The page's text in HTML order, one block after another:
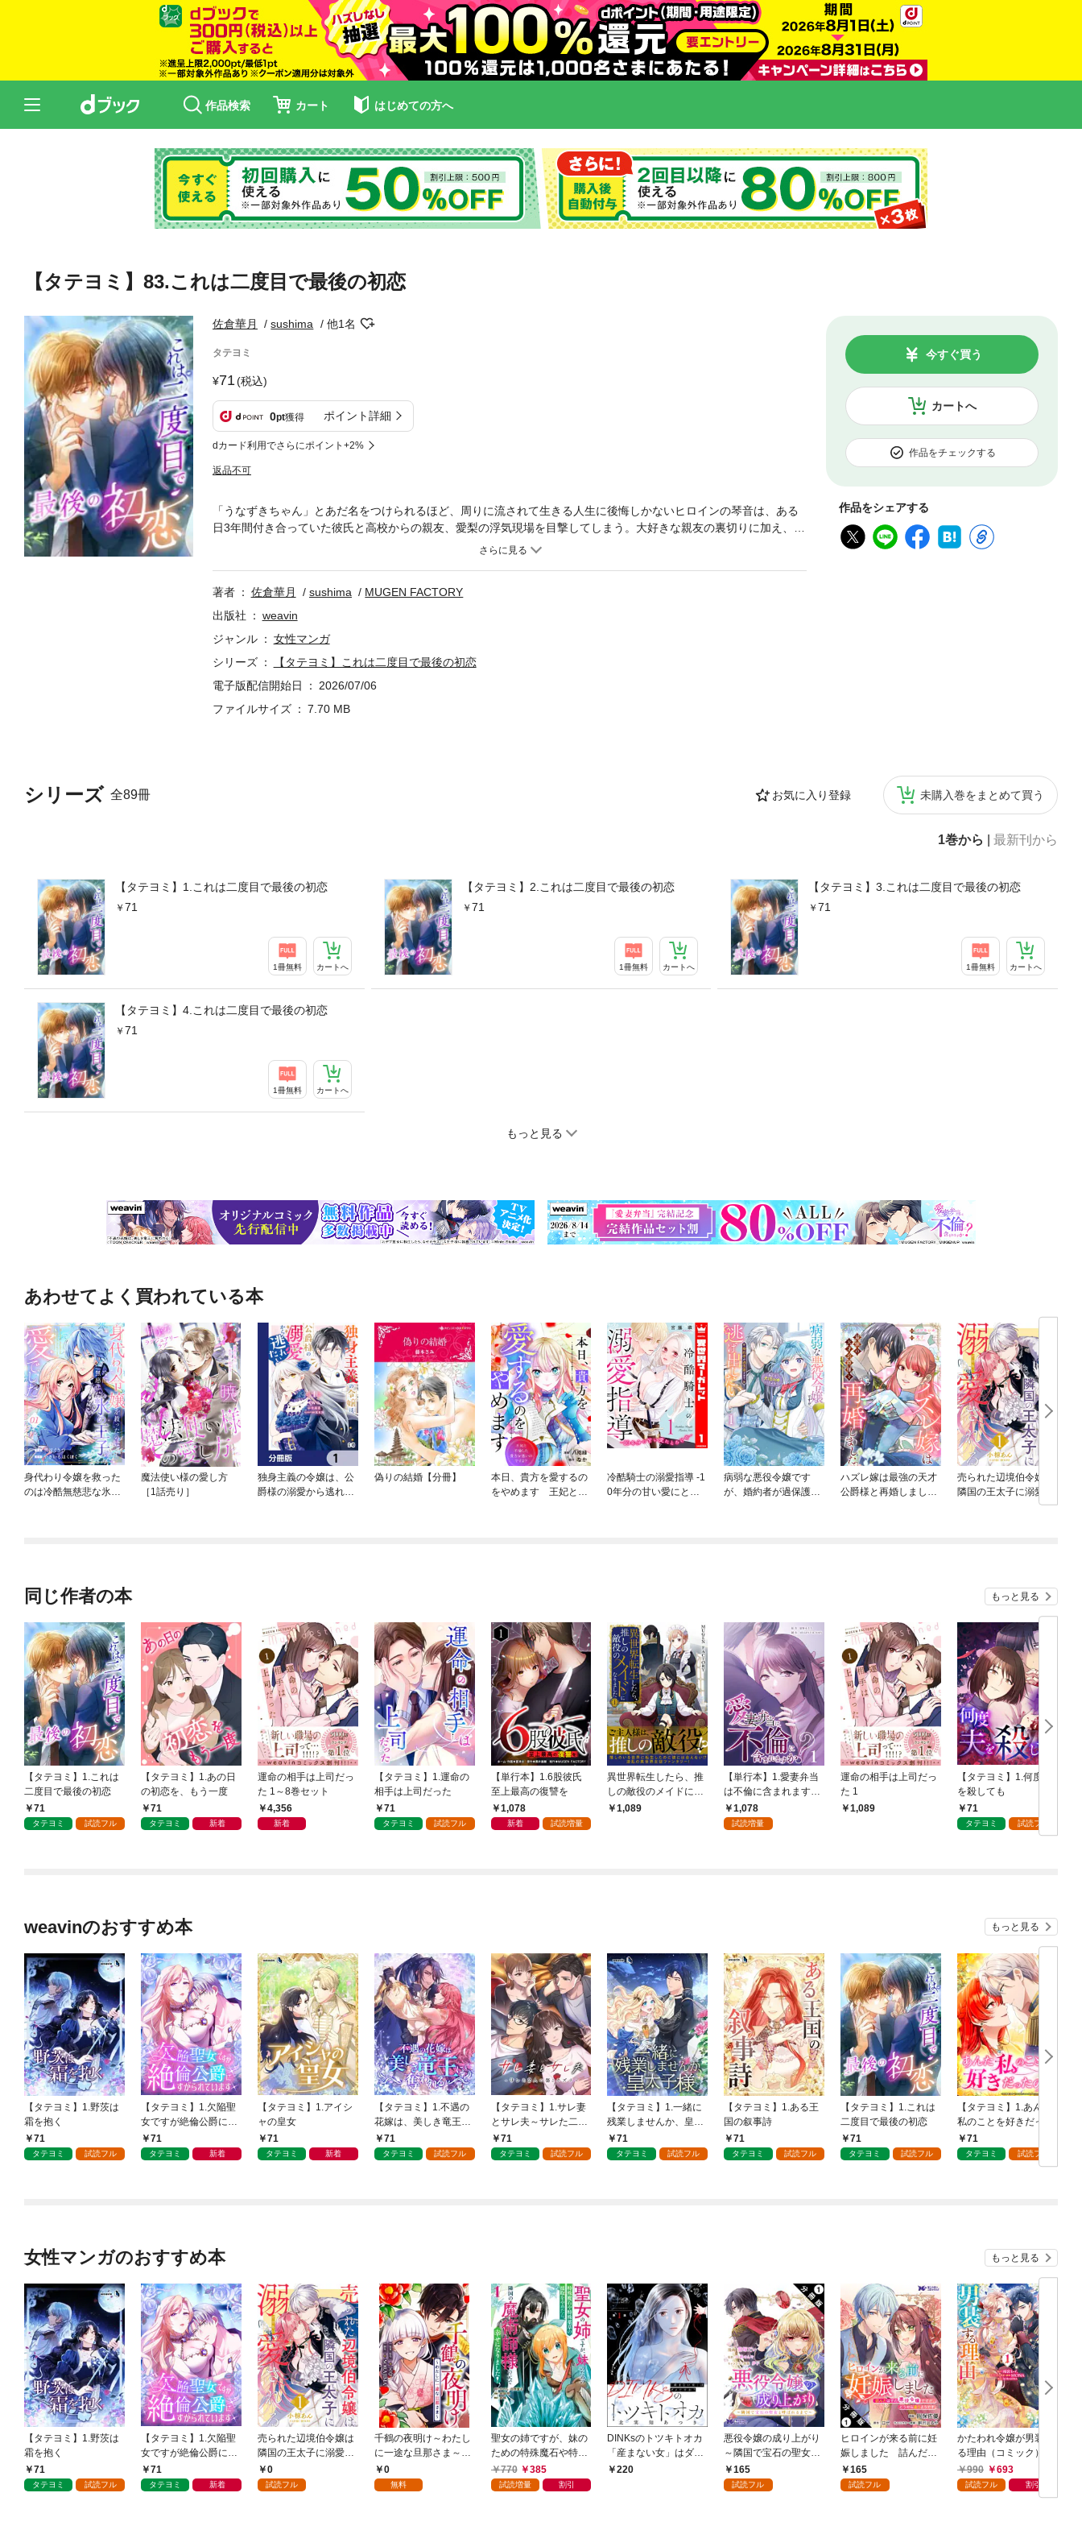
作品検索 カート はじめての方へ
【タテヨミ】83.これは二度目で最後の初恋
佐倉華月 sushima 他1名
タテヨミ
71(税込)
0pt獲得 ポイント詳細
dカード利用でさらにポイント+2%
返品不可
カートへ
今すぐ買う
作品をチェックする
作品をシェアする
シリーズ 全89冊 お気に入り登録 未購入巻をまとめて買う
1巻から 最新刊から
【タテヨミ】1.これは二度目で最後の初恋
71
1冊無料 カートへ
【タテヨミ】2.これは二度目で最後の初恋
71
1冊無料 カートへ
【タテヨミ】3.これは二度目で最後の初恋
71
1冊無料 カートへ
【タテヨミ】4.これは二度目で最後の初恋
71
1冊無料 カートへ
もっと見る
「うなずきちゃん」とあだ名をつけられるほど、周りに流されて生きる人生に後悔しかないヒロインの琴音は、ある
日3年間付き合っていた彼氏と高校からの親友、愛梨の浮気現場を目撃してしまう。大好きな親友の裏切りに加え、自
分に起こったすべての不幸が愛梨の仕業だったということを知る。絶望に打ちひしがれてたとき、車に轢かれて15年
著者 佐倉華月 sushima
MUGEN FACTORY
出版社
weavin
ジャンル
女性マンガ
シリーズ
【タテヨミ】これは二度目で最後の初恋
電子版配信開始日
2026/07/06
ファイルサイズ
7.70 MB
あわせてよく買われている本
身代わり令嬢を救った
のは冷酷無慈悲な氷の
魔法使い様の愛し方
［1話売り］
独身主義の令嬢は、公
爵様の溺愛から逃れた
偽りの結婚【分冊】
本日、貴方を愛するの
をやめます 王妃と不
冷酷騎士の溺愛指導 -1
0年分の甘い愛にとろ
病弱な悪役令嬢です
が、婚約者が過保護す
ハズレ嫁は最強の天才
公爵様と再婚しまし
売られた辺境伯令嬢は
隣国の王太子に溺愛さ
同じ作者の本 もっと見る
【タテヨミ】1.これは
二度目で最後の初恋
71
タテヨミ 試読フル
【タテヨミ】1.あの日
の初恋を、もう一度
71
タテヨミ 新着
運命の相手は上司だっ
た 1～8巻セット
4,356
新着
【タテヨミ】1.運命の
相手は上司だった
71
タテヨミ 試読フル
【単行本】1.6股彼氏
至上最高の復讐を
1,078
新着 試読増量
異世界転生したら、推
しの敵役のメイドにな
りました 1
1,089
【単行本】1.愛妻弁当
は不倫に含まれます
か？1,078
試読増量
運命の相手は上司だっ
た 1
1,089
【タテヨミ】1.何度夫
を殺しても
71
タテヨミ 試読フル
weavinのおすすめ本 もっと見る
【タテヨミ】1.野茨は
霜を抱く
71
タテヨミ 試読フル
【タテヨミ】1.欠陥聖
女ですが絶倫公爵にす
がられています
71
タテヨミ 新着
【タテヨミ】1.アイシ
ャの皇女
71
タテヨミ 新着
【タテヨミ】1.不遇の
花嫁は、美しき竜王に
奪われる
71
タテヨミ 試読フル
【タテヨミ】1.サレ妻
とサレ夫～サレた二人
の傷とキズナ～
71
タテヨミ 試読フル
【タテヨミ】1.一緒に
残業しませんか、皇太
子様
71
タテヨミ 試読フル
【タテヨミ】1.ある王
国の叙事詩
71
タテヨミ 試読フル
【タテヨミ】1.これは
二度目で最後の初恋
71
タテヨミ 試読フル
【タテヨミ】1.あんた
私のことを好きだった
の？
71
タテヨミ 試読フル
女性マンガのおすすめ本 もっと見る
【タテヨミ】1.野茨は
霜を抱く
71
タテヨミ 試読フル
【タテヨミ】1.欠陥聖
女ですが絶倫公爵にす
がられています
71
タテヨミ 新着
売られた辺境伯令嬢は
隣国の王太子に溺愛さ
れる 1
0
試読フル
千鶴の夜明け～わたし
に一途な旦那さま～
【分冊版】 1話「北条
家の生贄（１）」
0
無料
聖女の姉ですが、妹の
ための特殊魔石や特殊
薬草の採取をやめた
ら、隣国の魔術師様の
770 385
試読増量 割引
DINKsのトツキトオカ
「産まない女」はダメ
ですか？（分冊版）
220
悪役令嬢の成り上がり
～隣国で宝石の聖女と
呼ばれるまで～（コミ
ック） 分冊版 1
165
試読フル
ヒロインが来る前に妊
娠しました 詰んだは
ずの悪役令嬢ですが、
どうやら違うようです
165
試読フル
かたわれ令嬢が男装す
る理由（コミック） 1
990
693
試読フル 割引